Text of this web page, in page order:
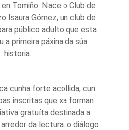
Tomiño. Nace o Club de
Isaura Gómez, un club de
público adulto que esta
a primeira páxina da súa
historia.
cunha forte acollida, cun
inscritas que xa forman
gratuíta destinada a
da lectura, o diálogo